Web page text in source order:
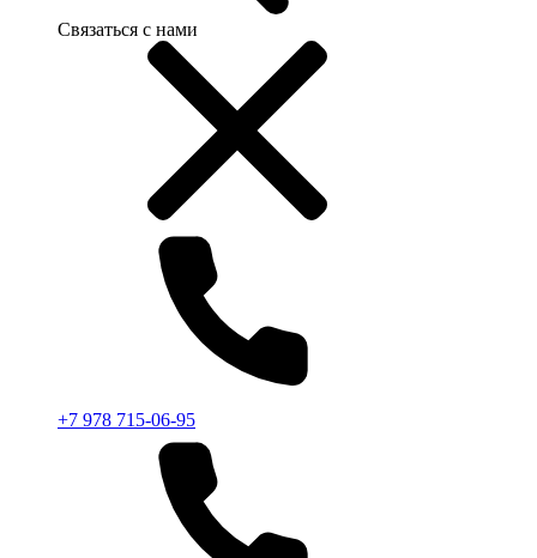
Связаться с нами
+7 978 715-06-95